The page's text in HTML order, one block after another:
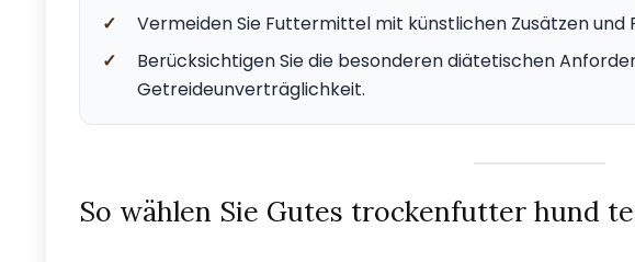
✓
Vermeiden Sie Futtermittel mit künstlichen Zusätzen und
✓
Berücksichtigen Sie die besonderen diätetischen
Getreideunverträglichkeit.
So wählen Sie Gutes trockenfutter hund